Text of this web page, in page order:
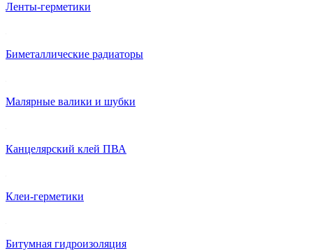
Ленты-герметики
Биметаллические радиаторы
Малярные валики и шубки
Канцелярский клей ПВА
Клеи-герметики
Битумная гидроизоляция